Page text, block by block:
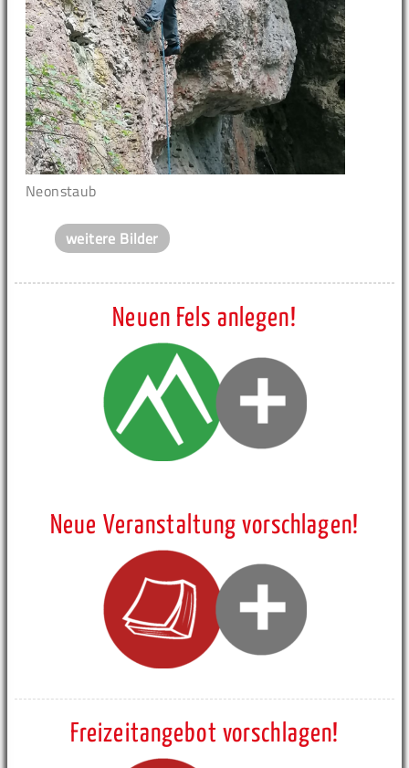
Neonstaub
weitere Bilder
Neuen Fels anlegen!
Neue Veranstaltung vorschlagen!
Freizeitangebot vorschlagen!